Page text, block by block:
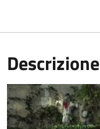
Descrizione